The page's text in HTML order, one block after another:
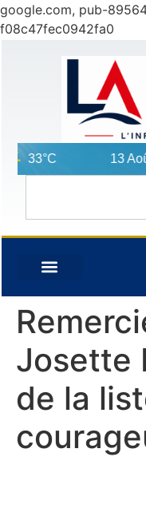
google.com, pub-
f08c47fec0942fa0
33°C 13 Août
Josette
de la